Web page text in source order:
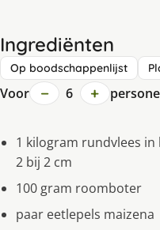
Ingrediënten
Op boodschappenlijst
Voor − 6 +
1 kilogram rundvlees
2 bij 2 cm
100 gram roomboter
paar eetlepels maizena